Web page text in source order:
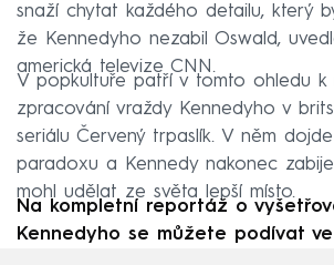
snaží chytat každého detailu, který
že Kennedyho nezabil Oswald,
americká televize CNN.
V popkultuře patří v tomto ohledu k
zpracování vraždy Kennedyho v
seriálu Červený trpaslík. V něm
paradoxu a Kennedy nakonec
mohl udělat ze světa lepší místo.
Na kompletní reportáž o
Kennedyho se můžete podívat